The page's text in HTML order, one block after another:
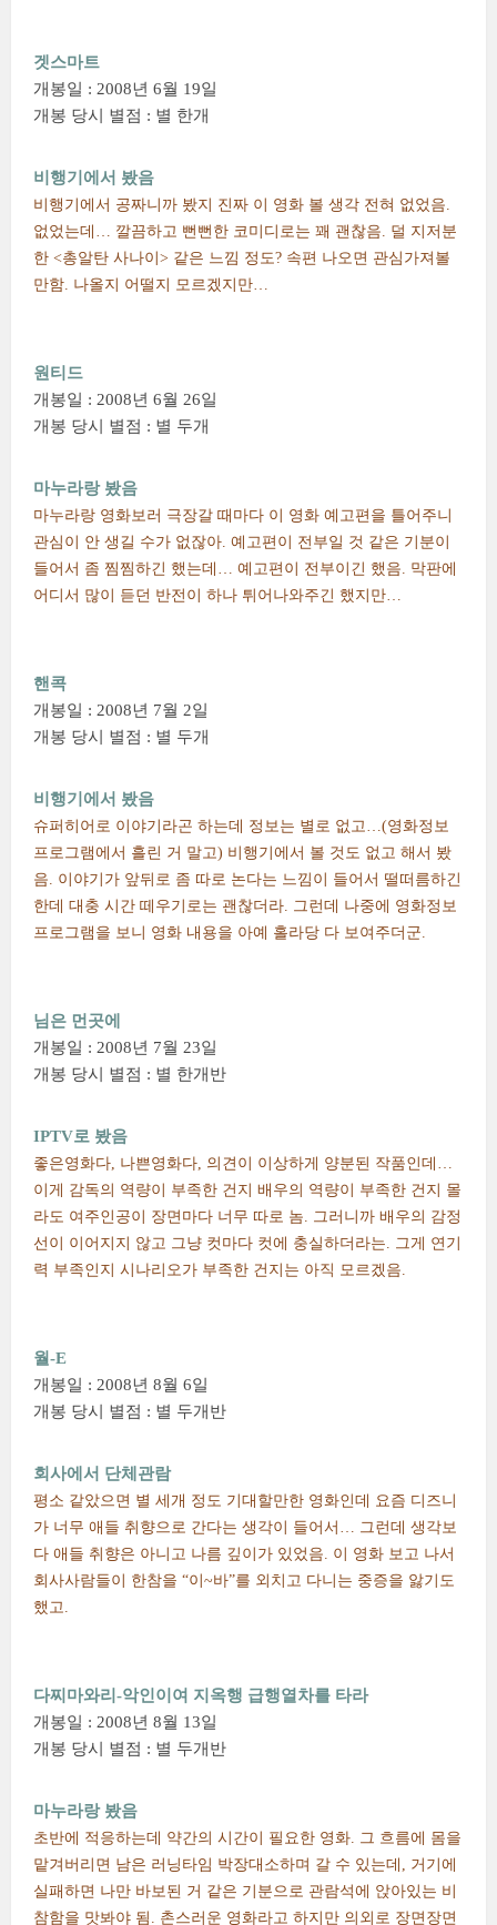
겟스마트
개봉일 : 2008년 6월 19일
개봉 당시 별점 : 별 한개
비행기에서 봤음
비행기에서 공짜니까 봤지 진짜 이 영화 볼 생각 전혀 없었음.
없었는데… 깔끔하고 뻔뻔한 코미디로는 꽤 괜찮음. 덜 지저분
한 <총알탄 사나이> 같은 느낌 정도? 속편 나오면 관심가져볼
만함. 나올지 어떨지 모르겠지만…
원티드
개봉일 : 2008년 6월 26일
개봉 당시 별점 : 별 두개
마누라랑 봤음
마누라랑 영화보러 극장갈 때마다 이 영화 예고편을 틀어주니
관심이 안 생길 수가 없잖아. 예고편이 전부일 것 같은 기분이
들어서 좀 찜찜하긴 했는데… 예고편이 전부이긴 했음. 막판에
어디서 많이 듣던 반전이 하나 튀어나와주긴 했지만…
핸콕
개봉일 : 2008년 7월 2일
개봉 당시 별점 : 별 두개
비행기에서 봤음
슈퍼히어로 이야기라곤 하는데 정보는 별로 없고…(영화정보
프로그램에서 흘린 거 말고) 비행기에서 볼 것도 없고 해서 봤
음. 이야기가 앞뒤로 좀 따로 논다는 느낌이 들어서 떨떠름하긴
한데 대충 시간 떼우기로는 괜찮더라. 그런데 나중에 영화정보
프로그램을 보니 영화 내용을 아예 홀라당 다 보여주더군.
님은 먼곳에
개봉일 : 2008년 7월 23일
개봉 당시 별점 : 별 한개반
IPTV로 봤음
좋은영화다, 나쁜영화다, 의견이 이상하게 양분된 작품인데…
이게 감독의 역량이 부족한 건지 배우의 역량이 부족한 건지 몰
라도 여주인공이 장면마다 너무 따로 놈. 그러니까 배우의 감정
선이 이어지지 않고 그냥 컷마다 컷에 충실하더라는. 그게 연기
력 부족인지 시나리오가 부족한 건지는 아직 모르겠음.
월-E
개봉일 : 2008년 8월 6일
개봉 당시 별점 : 별 두개반
회사에서 단체관람
평소 같았으면 별 세개 정도 기대할만한 영화인데 요즘 디즈니
가 너무 애들 취향으로 간다는 생각이 들어서… 그런데 생각보
다 애들 취향은 아니고 나름 깊이가 있었음. 이 영화 보고 나서
회사사람들이 한참을 “이~바”를 외치고 다니는 중증을 앓기도
했고.
다찌마와리-악인이여 지옥행 급행열차를 타라
개봉일 : 2008년 8월 13일
개봉 당시 별점 : 별 두개반
마누라랑 봤음
초반에 적응하는데 약간의 시간이 필요한 영화. 그 흐름에 몸을
맡겨버리면 남은 러닝타임 박장대소하며 갈 수 있는데, 거기에
실패하면 나만 바보된 거 같은 기분으로 관람석에 앉아있는 비
참함을 맛봐야 됨. 촌스러운 영화라고 하지만 의외로 장면장면